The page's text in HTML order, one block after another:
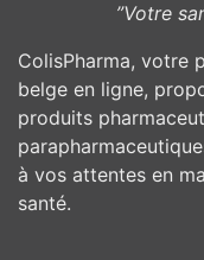
”Votre
ColisPharma, votre
belge en ligne,
produits
à vos attentes en
santé.